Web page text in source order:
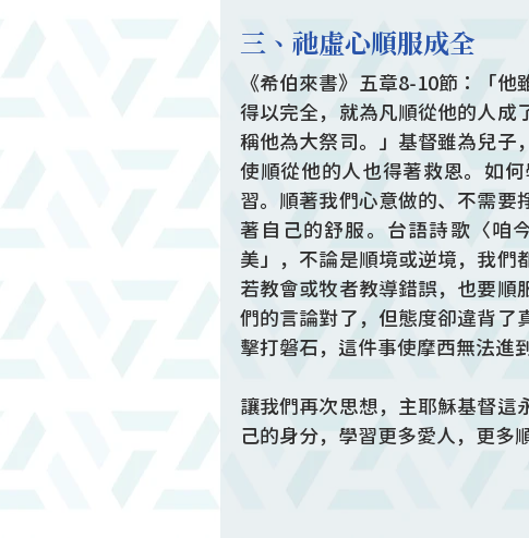
三、祂虛心順服成全
《希伯來書》五章8-10節：「
得以完全，就為凡順從他的人成
稱他為大祭司。」基督雖為兒子
使順從他的人也得著救恩。如
習。順著我們心意做的、不需要
著自己的舒服。台語詩歌〈咱
美」，不論是順境或逆境，我們
若教會或牧者教導錯誤，也要順
們的言論對了，但態度卻違背了
擊打磐石，這件事使摩西無法進
讓我們再次思想，主耶穌基督這
己的身分，學習更多愛人，更多